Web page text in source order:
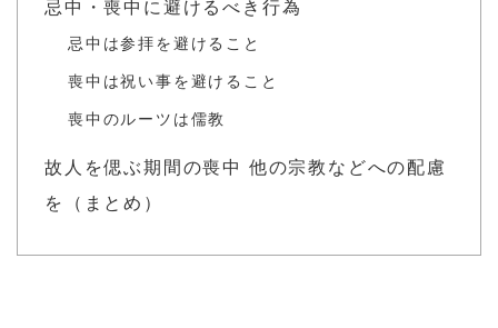
忌中・喪中に避けるべき行為
忌中は参拝を避けること
喪中は祝い事を避けること
喪中のルーツは儒教
故人を偲ぶ期間の喪中 他の宗教などへの配慮
を（まとめ）